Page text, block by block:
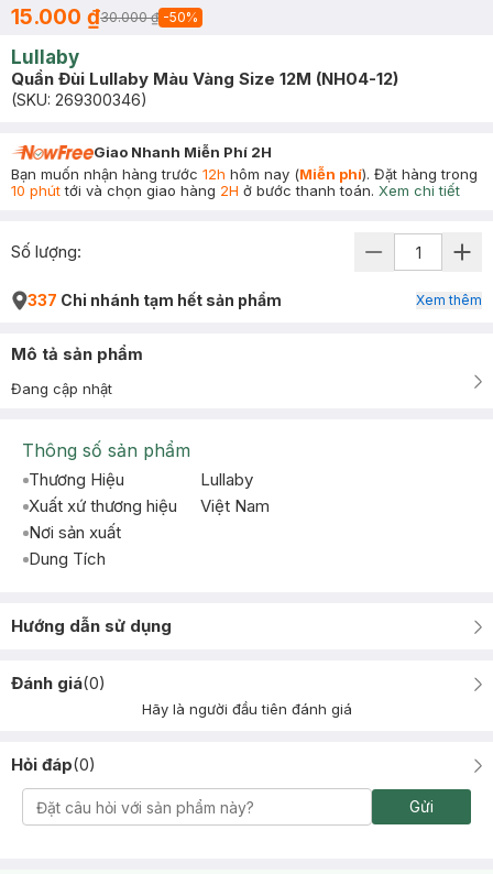
15.000 ₫30.000 ₫ -50%
Lullaby
Quần Đùi Lullaby Màu Vàng Size 12M (NH04-12)
(SKU: 269300346)
Giao Nhanh Miễn Phí 2H
Bạn muốn nhận hàng trước 12h hôm nay (Miễn phí). Đặt hàng trong
10 phúttới và chọn giao hàng 2H ở bước thanh toán. Xem chi tiết
Số lượng:
337 Chi nhánh tạm hết sản phẩm Xem thêm
Mô tả sản phẩm
Đang cập nhật
Thông số sản phẩm
Thương Hiệu
Lullaby
Xuất xứ thương hiệu
Việt Nam
Nơi sản xuất
Dung Tích
Hướng dẫn sử dụng
Đánh giá(0)
Hãy là người đầu tiên đánh giá
Hỏi đáp(0)
Gửi